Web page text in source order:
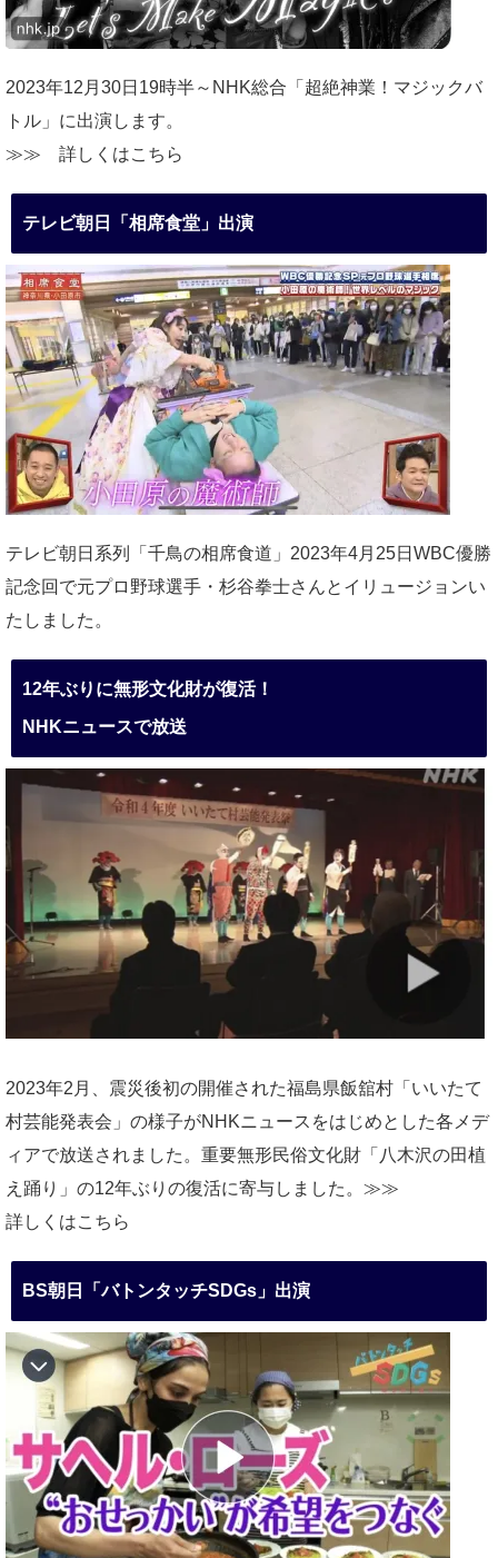
2023年12月30日19時半～NHK総合「超絶神業！マジックバ
トル」に出演します。
≫≫ 詳しくはこちら
テレビ朝日「相席食堂」出演
テレビ朝日系列「千鳥の相席食道」2023年4月25日WBC優勝
記念回で元プロ野球選手・杉谷拳士さんとイリュージョンい
たしました。
12年ぶりに無形文化財が復活！
NHKニュースで放送
2023年2月、震災後初の開催された福島県飯舘村「いいたて
村芸能発表会」の様子がNHKニュースをはじめとした各メデ
ィアで放送されました。重要無形民俗文化財「八木沢の田植
え踊り」の12年ぶりの復活に寄与しました。≫≫
詳しくはこちら
BS朝日「バトンタッチSDGs」出演